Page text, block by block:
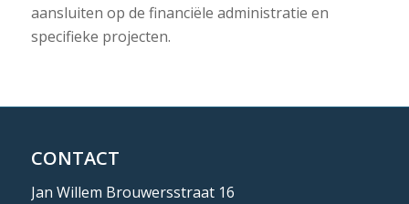
aansluiten op de financiële administratie en
specifieke projecten.
CONTACT
Jan Willem Brouwersstraat 16